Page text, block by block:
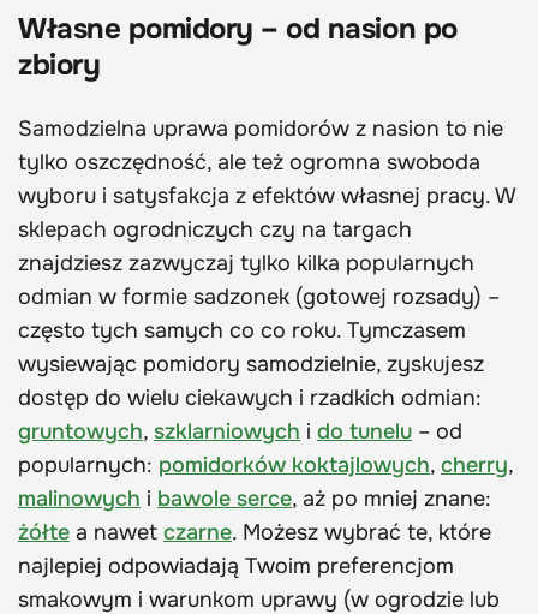
Własne pomidory – od nasion po
zbiory
Samodzielna uprawa pomidorów z nasion to nie
tylko oszczędność, ale też ogromna swoboda
wyboru i satysfakcja z efektów własnej pracy. W
sklepach ogrodniczych czy na targach
znajdziesz zazwyczaj tylko kilka popularnych
odmian w formie sadzonek (gotowej rozsady) –
często tych samych co co roku. Tymczasem
wysiewając pomidory samodzielnie, zyskujesz
dostęp do wielu ciekawych i rzadkich odmian:
gruntowych, szklarniowych i do tunelu – od
popularnych: pomidorków koktajlowych, cherry,
malinowych i bawole serce, aż po mniej znane:
żółte a nawet czarne. Możesz wybrać te, które
najlepiej odpowiadają Twoim preferencjom
smakowym i warunkom uprawy (w ogrodzie lub